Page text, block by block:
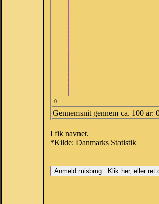
0
Gennemsnit gennem ca. 100 år:
I fik navnet.
*Kilde: Danmarks Statistik